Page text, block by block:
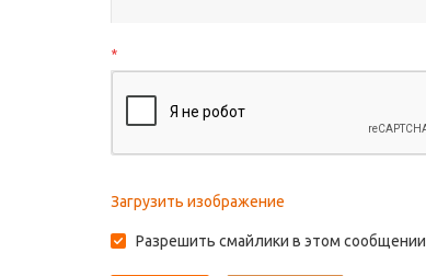
*
Загрузить изображение
Разрешить смайлики в этом сообщении